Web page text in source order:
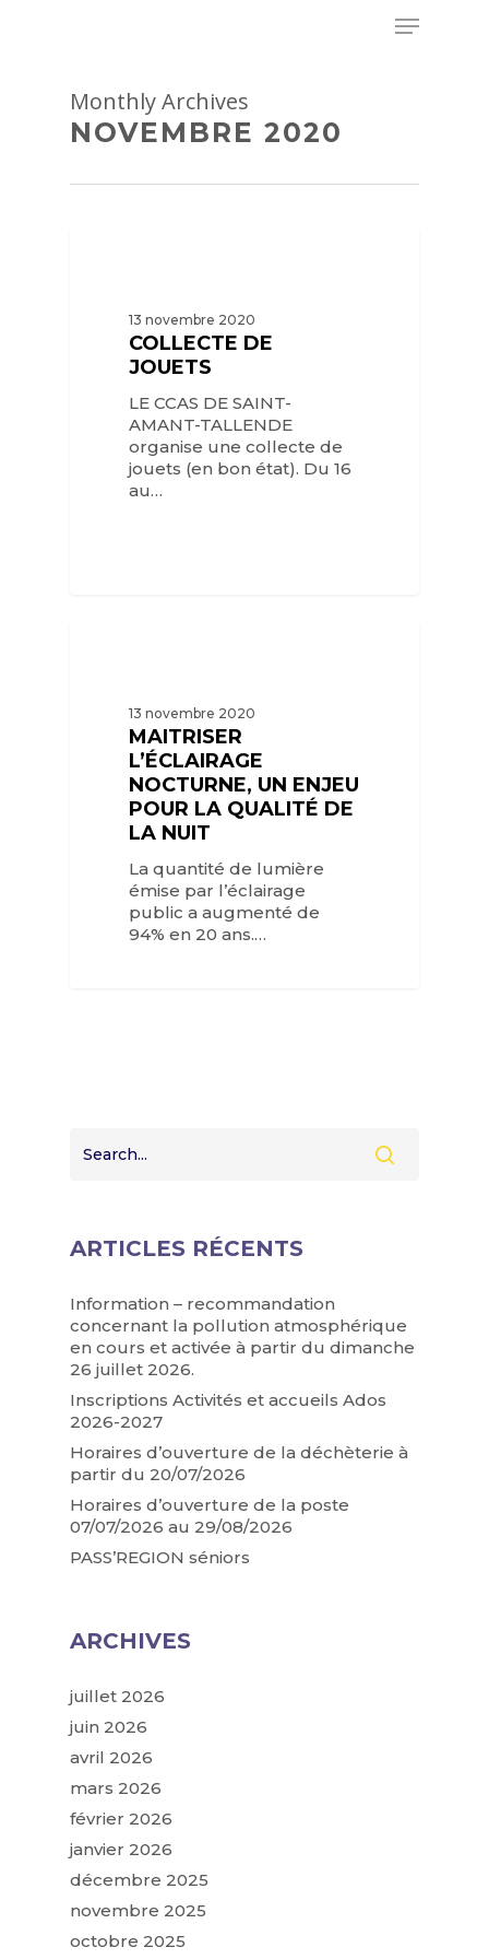
Menu
Monthly Archives
NOVEMBRE 2020
13 novembre 2020
COLLECTE DE
JOUETS
LE CCAS DE SAINT-
AMANT-TALLENDE
organise une collecte de
jouets (en bon état). Du 16
au…
13 novembre 2020
MAITRISER
L’ÉCLAIRAGE
NOCTURNE, UN ENJEU
POUR LA QUALITÉ DE
LA NUIT
La quantité de lumière
émise par l’éclairage
public a augmenté de
94% en 20 ans.…
ARTICLES RÉCENTS
Information – recommandation
concernant la pollution atmosphérique
en cours et activée à partir du dimanche
26 juillet 2026.
Inscriptions Activités et accueils Ados
2026-2027
Horaires d’ouverture de la déchèterie à
partir du 20/07/2026
Horaires d’ouverture de la poste
07/07/2026 au 29/08/2026
PASS’REGION séniors
ARCHIVES
juillet 2026
juin 2026
avril 2026
mars 2026
février 2026
janvier 2026
décembre 2025
novembre 2025
octobre 2025